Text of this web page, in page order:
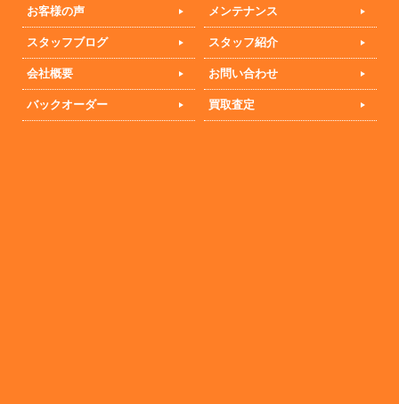
お客様の声 メンテナンス
スタッフブログ スタッフ紹介
会社概要 お問い合わせ
バックオーダー 買取査定